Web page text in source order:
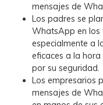
mensajes de
Los padres se
WhatsApp en los
especialmente a
eficaces a la
por su seguridad.
Los empresarios
mensajes de